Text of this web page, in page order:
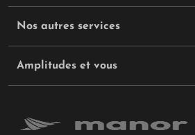
Nos autres services
Amplitudes et vous